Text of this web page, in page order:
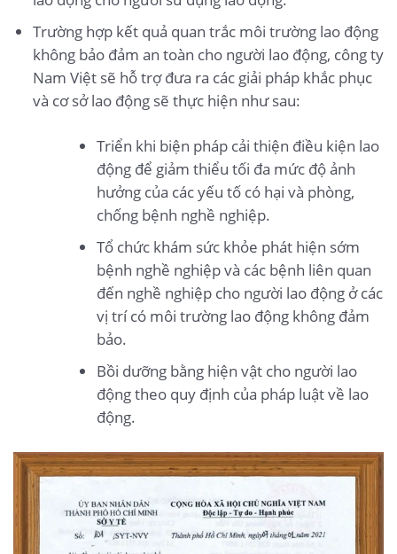
Trường hợp kết quả quan trắc môi trường lao động
không bảo đảm an toàn cho người lao động, công ty
Nam Việt sẽ hỗ trợ đưa ra các giải pháp khắc phục
và cơ sở lao động sẽ thực hiện như sau:
Triển khi biện pháp cải thiện điều kiện lao
động để giảm thiểu tối đa mức độ ảnh
hưởng của các yếu tố có hại và phòng,
chống bệnh nghề nghiệp.
Tổ chức khám sức khỏe phát hiện sớm
bệnh nghề nghiệp và các bệnh liên quan
đến nghề nghiệp cho người lao động ở các
vị trí có môi trường lao động không đảm
bảo.
Bồi dưỡng bằng hiện vật cho người lao
động theo quy định của pháp luật về lao
động.